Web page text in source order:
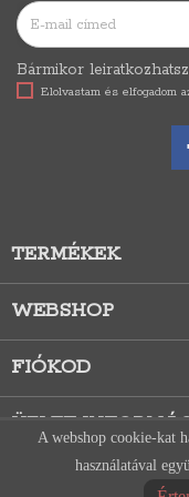
Bármikor
Elolvastam és elfogadom
TERMÉKEK
WEBSHOP
FIÓKOD
ÜZLET
A webshop cookie-kat
használatával